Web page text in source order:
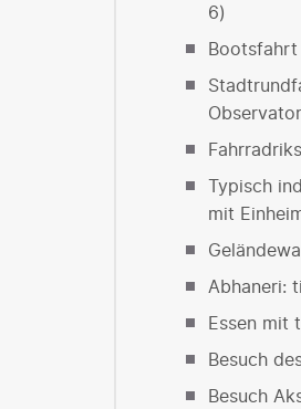
6)
Bootsfahrt
Typisch
mit
Abhaneri:
Essen mit
Besuch
Besuch